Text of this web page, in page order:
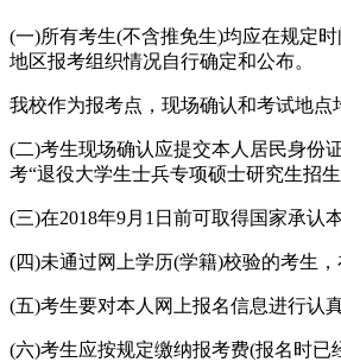
(一)所有考生(不含推免生)均应在规定
地区报考组织情况自行确定和公布。
我校作为报考点，现场确认和考试地点
(二)考生现场确认应提交本人居民身份
考“退役大学生士兵专项硕士研究生招
(三)在2018年9月1日前可取得国家承认
(四)未通过网上学历(学籍)校验的考生
(五)考生要对本人网上报名信息进行认
(六)考生应按规定缴纳报考费(报名时已